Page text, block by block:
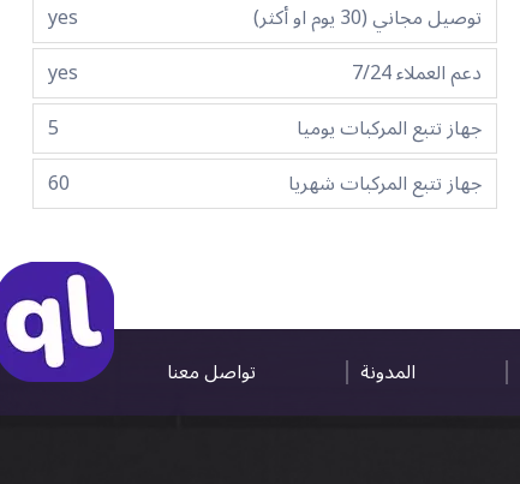
توصيل مجاني (30 يوم او أكثر)
yes
دعم العملاء 7/24
yes
جهاز تتبع المركبات يوميا
5
جهاز تتبع المركبات شهريا
60
المدونة تواصل معنا